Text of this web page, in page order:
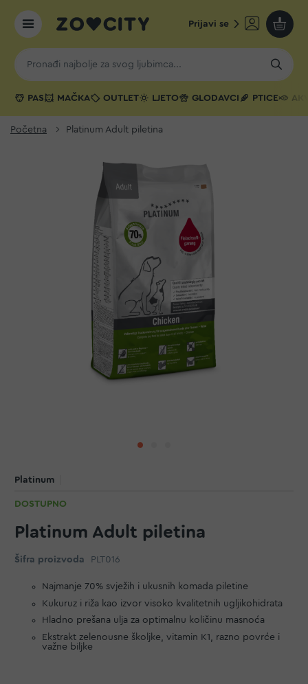
Prijavi se
Moja
PAS MAČKA OUTLET LJETO GLODAVCI PTICE
Početna Platinum Adult piletina
Platinum
DOSTUPNO
Platinum Adult piletina
Šifra proizvoda PLT016
Najmanje 70% svježih i ukusnih komada piletine
Kukuruz i riža kao izvor visoko kvalitetnih ugljikohidrata
Hladno prešana ulja za optimalnu količinu masnoća
Ekstrakt zelenousne školjke, vitamin K1, razno povrće i
važne biljke